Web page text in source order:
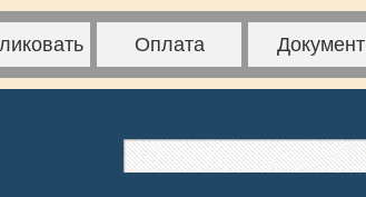
Оплата Документ